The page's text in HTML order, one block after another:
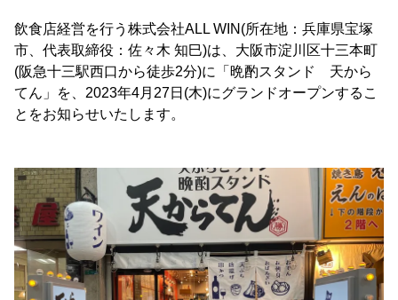
飲食店経営を行う株式会社ALL WIN(所在地：兵庫県宝塚
市、代表取締役：佐々木 知巳)は、大阪市淀川区十三本町
(阪急十三駅西口から徒歩2分)に「晩酌スタンド 天から
てん」を、2023年4月27日(木)にグランドオープンするこ
とをお知らせいたします。